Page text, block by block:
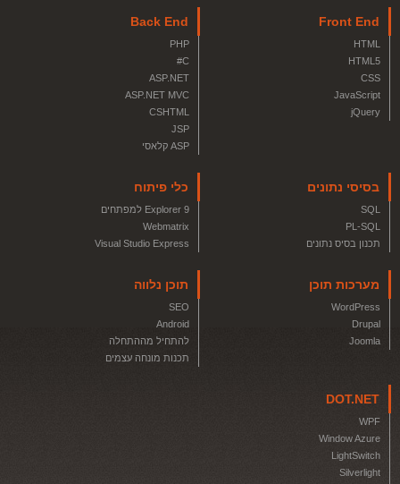
Front End
HTML
HTML5
CSS
JavaScript
jQuery
Back End
PHP
C#
ASP.NET
ASP.NET MVC
CSHTML
JSP
ASP קלאסי
בסיסי נתונים
SQL
PL-SQL
תכנון בסיס נתונים
כלי פיתוח
Explorer 9 למפתחים
Webmatrix
Visual Studio Express
מערכות תוכן
WordPress
Drupal
Joomla
תוכן נלווה
SEO
Android
להתחיל מההתחלה
תכנות מונחה עצמים
DOT.NET
WPF
Window Azure
LightSwitch
Silverlight